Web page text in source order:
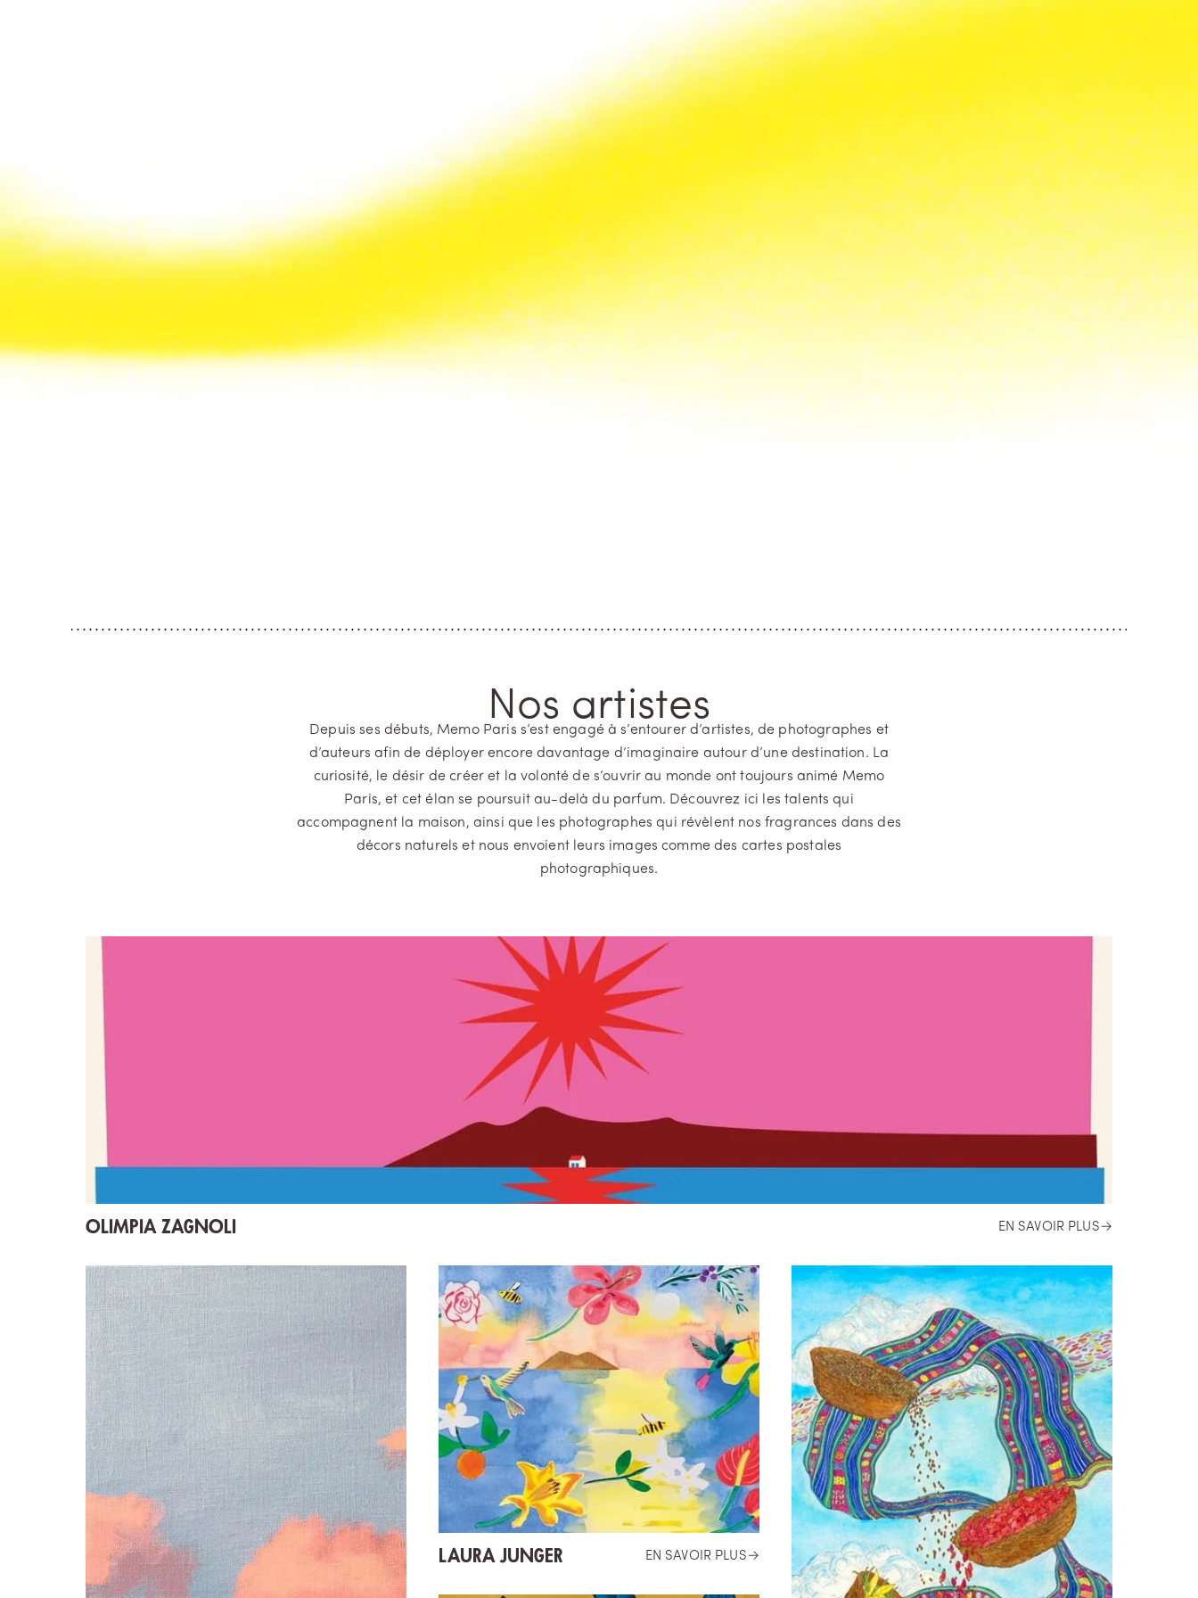
Nos artistes
Depuis ses débuts, Memo Paris s’est engagé à s’entourer d’artistes, de photographes et
d’auteurs afin de déployer encore davantage d’imaginaire autour d’une destination. La
curiosité, le désir de créer et la volonté de s’ouvrir au monde ont toujours animé Memo
Paris, et cet élan se poursuit au-delà du parfum. Découvrez ici les talents qui
accompagnent la maison, ainsi que les photographes qui révèlent nos fragrances dans des
décors naturels et nous envoient leurs images comme des cartes postales
photographiques.
OLIMPIA ZAGNOLI EN SAVOIR PLUS →
LAURA JUNGER EN SAVOIR PLUS →